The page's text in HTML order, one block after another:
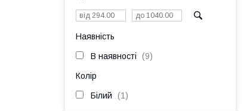
Наявність
В наявності 9
Колір
Білий 1